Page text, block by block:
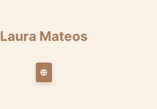
Laura Mateos